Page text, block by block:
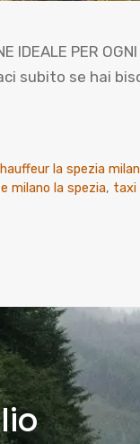
IDEALE
se hai
la spezia
milano la spezia, taxi